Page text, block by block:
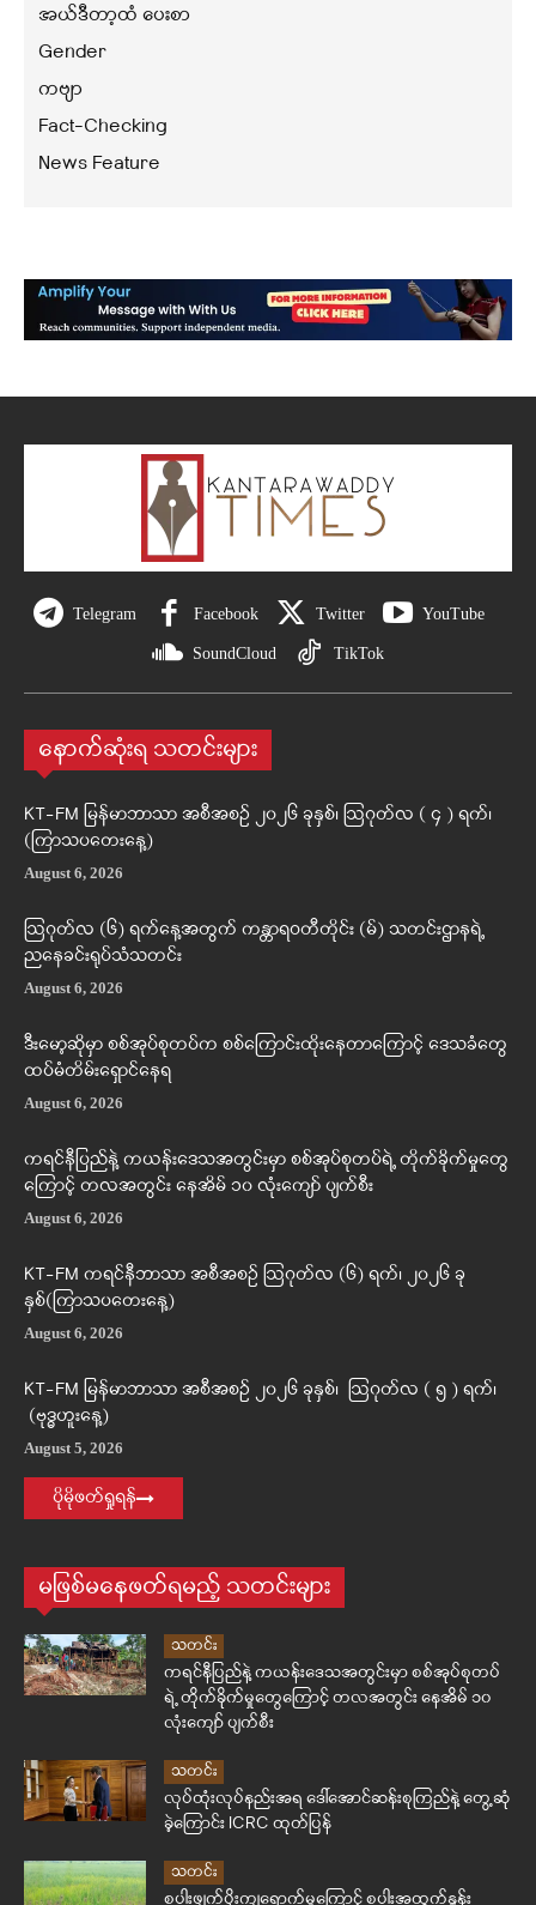
အယ်ဒီတာ့ထံ ပေးစာ
Gender
ကဗျာ
Fact-Checking
News Feature
Telegram Facebook Twitter YouTube
SoundCloud TikTok
နောက်ဆုံးရ သတင်းများ
KT-FM မြန်မာဘာသာ အစီအစဉ် ၂၀၂၆ ခုနှစ်၊ ဩဂုတ်လ ( ၄ ) ရက်၊
(ကြာသပတေးနေ့)
August 6, 2026
ဩဂုတ်လ (၆) ရက်နေ့အတွက် ကန္တာရဝတီတိုင်း (မ်) သတင်းဌာနရဲ့
ညနေခင်းရုပ်သံသတင်း
August 6, 2026
ဒီးမော့ဆိုမှာ စစ်အုပ်စုတပ်က စစ်ကြောင်းထိုးနေတာကြောင့် ဒေသခံတွေ
ထပ်မံတိမ်းရှောင်နေရ
August 6, 2026
ကရင်နီပြည်နဲ့ ကယန်းဒေသအတွင်းမှာ စစ်အုပ်စုတပ်ရဲ့ တိုက်ခိုက်မှုတွေ
ကြောင့် တလအတွင်း နေအိမ် ၁၀ လုံးကျော် ပျက်စီး
August 6, 2026
KT-FM ကရင်နီဘာသာ အစီအစဉ် ဩဂုတ်လ (၆) ရက်၊ ၂၀၂၆ ခု
နှစ်(ကြာသပတေးနေ့)
August 6, 2026
KT-FM မြန်မာဘာသာ အစီအစဉ် ၂၀၂၆ ခုနှစ်၊ ဩဂုတ်လ ( ၅ ) ရက်၊
(ဗုဒ္ဓဟူးနေ့)
August 5, 2026
ပိုမိုဖတ်ရှုရန်
မဖြစ်မနေဖတ်ရမည့် သတင်းများ
သတင်း
ကရင်နီပြည်နဲ့ ကယန်းဒေသအတွင်းမှာ စစ်အုပ်စုတပ်
ရဲ့ တိုက်ခိုက်မှုတွေကြောင့် တလအတွင်း နေအိမ် ၁၀
လုံးကျော် ပျက်စီး
သတင်း
လုပ်ထုံးလုပ်နည်းအရ ဒေါ်အောင်ဆန်းစုကြည်နဲ့ တွေ့ဆုံ
ခဲ့ကြောင်း ICRC ထုတ်ပြန်
သတင်း
စပါးဖျက်ပိုးကျရောက်မှုကြောင့် စပါးအထွက်နှုန်း